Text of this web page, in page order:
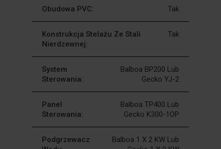
Obudowa PVC: Tak
Konstrukcja Stelażu Ze Stali
Nierdzewnej:
Tak
System
Sterowania:
Balboa BP200 Lub
Gecko YJ-2
Panel
Sterowania:
Balboa TP400 Lub
Gecko K300-1OP
Podgrzewacz
Balboa 1 X 2 KW Lub